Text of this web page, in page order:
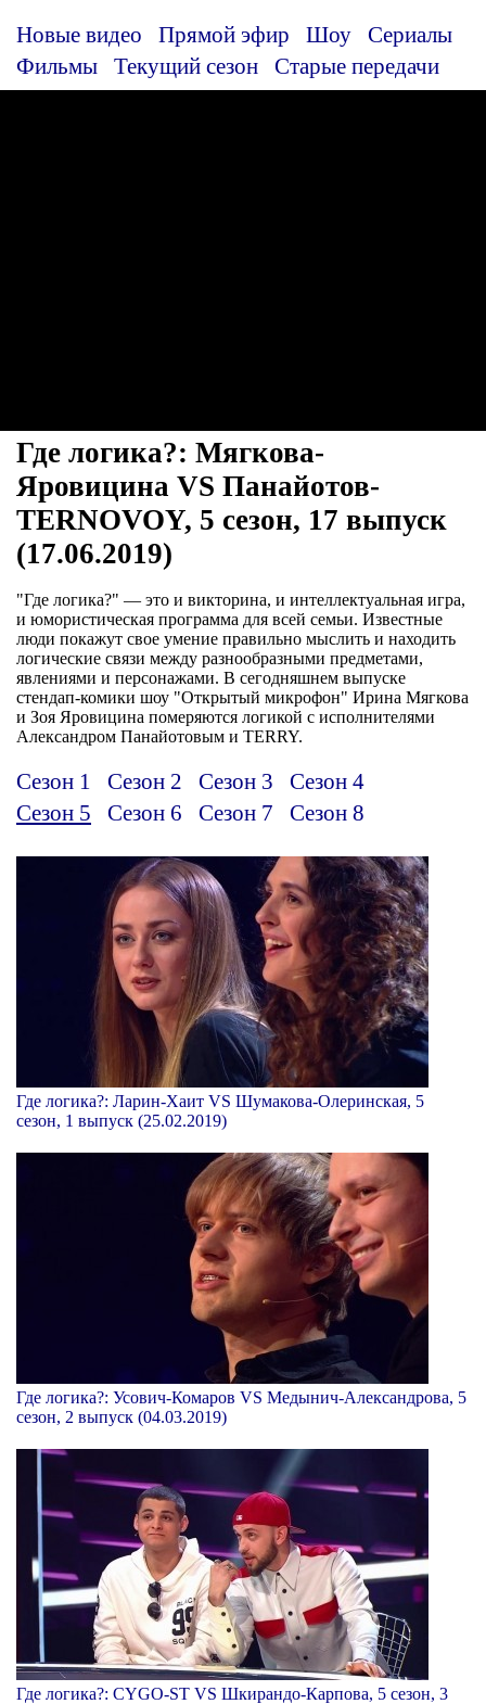
Новые видео Прямой эфир Шоу
Сериалы
Фильмы
Текущий сезон Старые передачи
Где логика?: Мягкова-
Яровицина VS Панайотов-
TERNOVOY, 5 сезон, 17 выпуск
(17.06.2019)
"Где логика?" — это и викторина, и интеллектуальная игра,
и юмористическая программа для всей семьи. Известные
люди покажут свое умение правильно мыслить и находить
логические связи между разнообразными предметами,
явлениями и персонажами. В сегодняшнем выпуске
стендап-комики шоу "Открытый микрофон" Ирина Мягкова
и Зоя Яровицина померяются логикой с исполнителями
Александром Панайотовым и TERRY.
Сезон 1 Сезон 2 Сезон 3
Сезон 4
Сезон 5
Сезон 6 Сезон 7 Сезон 8
Где логика?: Ларин-Хаит VS Шумакова-Олеринская, 5
сезон, 1 выпуск (25.02.2019)
Где логика?: Усович-Комаров VS Медынич-Александрова, 5
сезон, 2 выпуск (04.03.2019)
Где логика?: CYGO-ST VS Шкирандо-Карпова, 5 сезон, 3